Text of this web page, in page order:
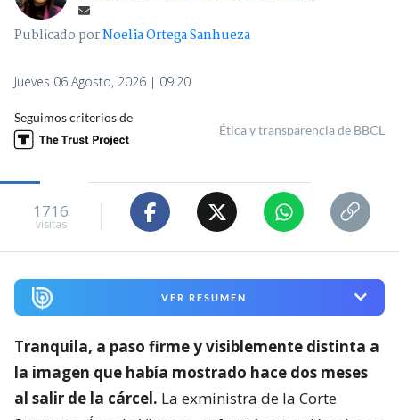
Publicado porNoelia Ortega Sanhueza
Jueves 06 Agosto, 2026 | 09:20
Seguimos criterios de
Ética y transparencia de BBCL
1716
visitas
VER RESUMEN
Tranquila, a paso firme y visiblemente distinta a
la imagen que había mostrado hace dos meses
al salir de la cárcel. La exministra de la Corte